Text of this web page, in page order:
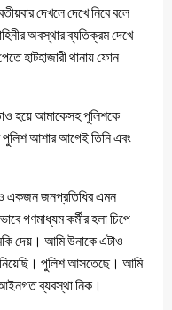
দেখলে দেখে নিবে বলে
অবস্থার ব্যতিক্রম দেখে
হাটহাজারী থানায় ফোন
হয়ে আমাকেসহ পুলিশকে
আশার আগেই তিনি এবং
একজন জনপ্রতিধির এমন
গণমাধ্যম কর্মীর হলা চিপে
দেয়। আমি উনাকে এটাও
পুলিশ আসতেছে। আমি
ব্যবস্থা নিক।